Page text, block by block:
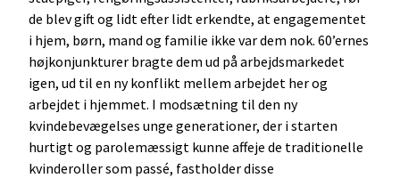
de blev gift og lidt efter lidt erkendte, at engagementet
i hjem, børn, mand og familie ikke var dem nok. 60’ernes
højkonjunkturer bragte dem ud på arbejdsmarkedet
igen, ud til en ny konflikt mellem arbejdet her og
arbejdet i hjemmet. I modsætning til den ny
kvindebevægelses unge generationer, der i starten
hurtigt og parolemæssigt kunne affeje de traditionelle
kvinderoller som passé, fastholder disse